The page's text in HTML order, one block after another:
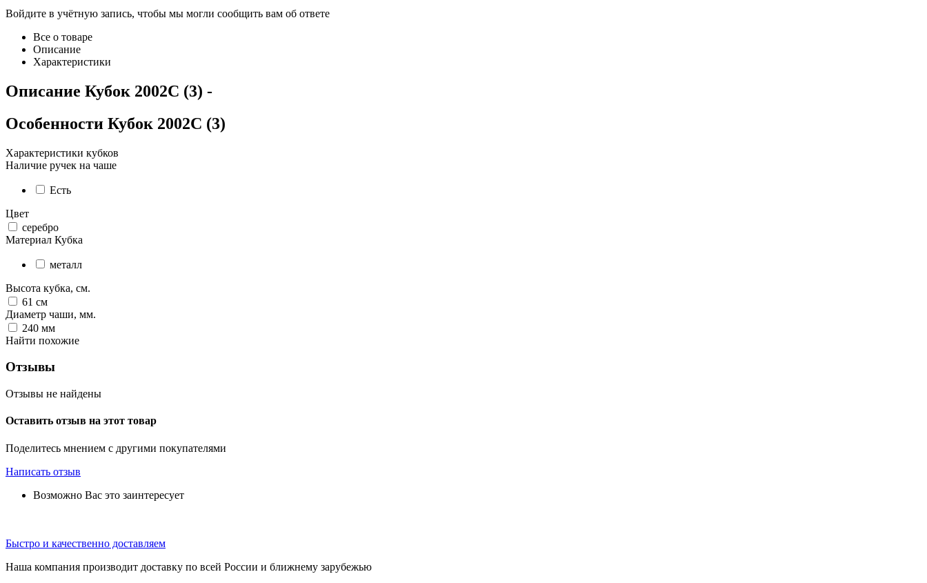
Войдите в учётную запись, чтобы мы могли сообщить вам об ответе
Все о товаре
Описание
Характеристики
Описание Кубок 2002C (3) -
Особенности Кубок 2002C (3)
Характеристики кубков
Наличие ручек на чаше
Есть
Цвет
серебро
Материал Кубка
металл
Высота кубка, см.
61 см
Диаметр чаши, мм.
240 мм
Найти похожие
Отзывы
Отзывы не найдены
Оставить отзыв на этот товар
Поделитесь мнением с другими покупателями
Написать отзыв
Возможно Вас это заинтересует
Быстро и качественно доставляем
Наша компания производит доставку по всей России и ближнему зарубежью